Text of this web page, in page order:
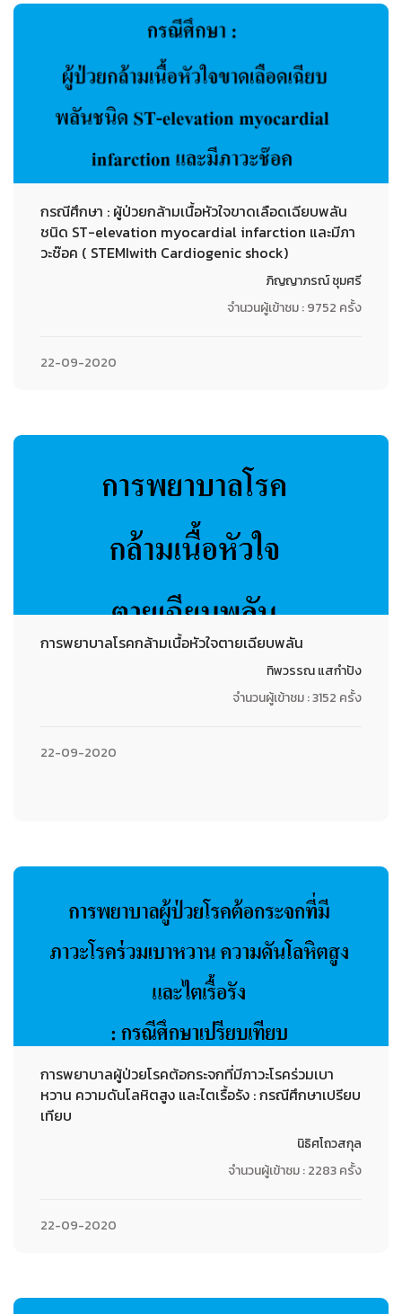
กรณีศึกษา : ผู้ป่วยกล้ามเนื้อหัวใจขาดเลือดเฉียบพลัน
ชนิด ST-elevation myocardial infarction และมีภา
วะช๊อค ( STEMIwith Cardiogenic shock)
ภิญญาภรณ์ ชุมศรี
จำนวนผู้เข้าชม : 9752 ครั้ง
22-09-2020
การพยาบาลโรคกล้ามเนื้อหัวใจตายเฉียบพลัน
ทิพวรรณ แสกำปัง
จำนวนผู้เข้าชม : 3152 ครั้ง
22-09-2020
การพยาบาลผู้ป่วยโรคต้อกระจกที่มีภาวะโรคร่วมเบา
หวาน ความดันโลหิตสูง และไตเรื้อรัง : กรณีศึกษาเปรียบ
เทียบ
นิธิศโถวสกุล
จำนวนผู้เข้าชม : 2283 ครั้ง
22-09-2020